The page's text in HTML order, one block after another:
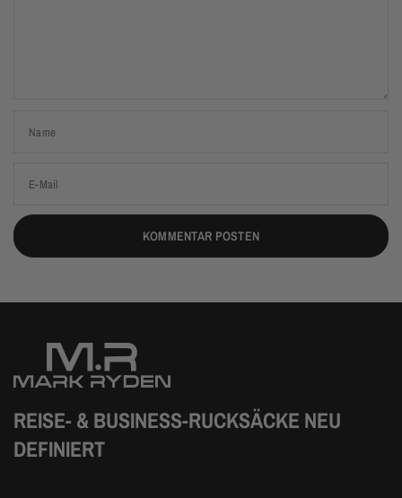
Name
E-Mail
REISE- & BUSINESS-RUCKSÄCKE NEU
DEFINIERT